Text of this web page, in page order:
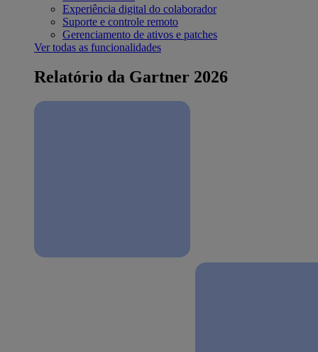
Experiência digital do colaborador
Suporte e controle remoto
Gerenciamento de ativos e patches
Ver todas as funcionalidades
Relatório da Gartner 2026